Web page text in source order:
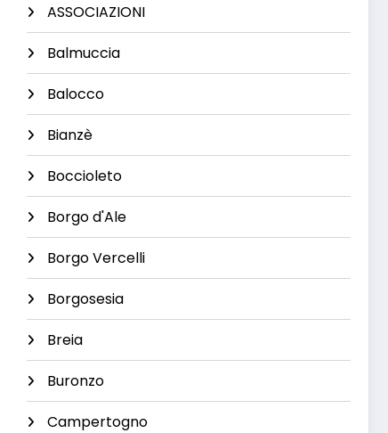
ASSOCIAZIONI
Balmuccia
Balocco
Bianzè
Boccioleto
Borgo d'Ale
Borgo Vercelli
Borgosesia
Breia
Buronzo
Campertogno